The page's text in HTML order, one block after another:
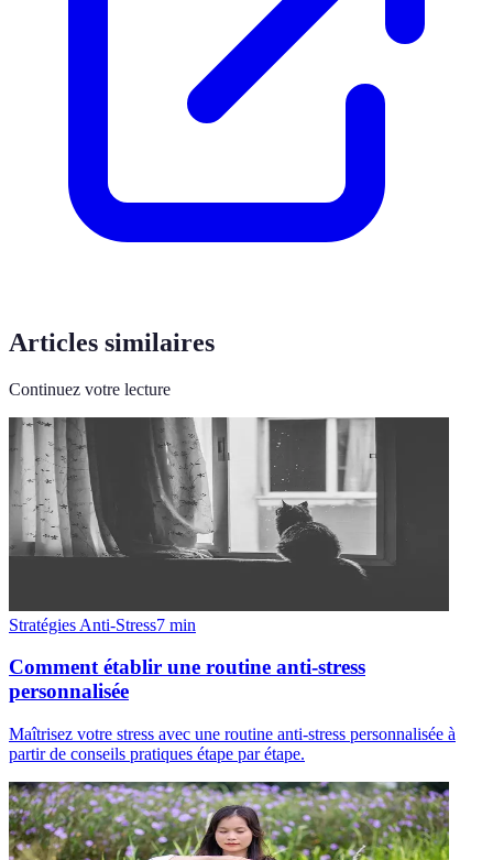
Articles similaires
Continuez votre lecture
Stratégies Anti-Stress7 min
Comment établir une routine anti-stress
personnalisée
Maîtrisez votre stress avec une routine anti-stress personnalisée à
partir de conseils pratiques étape par étape.